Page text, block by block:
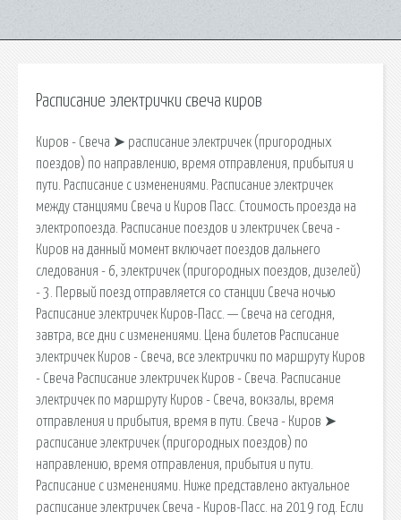
Расписание электрички свеча киров
Киров - Свеча ➤ расписание электричек (пригородных
поездов) по направлению, время отправления, прибытия и
пути. Расписание с изменениями. Расписание электричек
между станциями Свеча и Киров Пасс. Стоимость проезда на
электропоезда. Расписание поездов и электричек Свеча -
Киров на данный момент включает поездов дальнего
следования - 6, электричек (пригородных поездов, дизелей)
- 3. Первый поезд отправляется со станции Свеча ночью
Расписание электричек Киров-Пасс. — Свеча на сегодня,
завтра, все дни с изменениями. Цена билетов Расписание
электричек Киров - Свеча, все электрички по маршруту Киров
- Свеча Расписание электричек Киров - Свеча. Расписание
электричек по маршруту Киров - Свеча, вокзалы, время
отправления и прибытия, время в пути. Свеча - Киров ➤
расписание электричек (пригородных поездов) по
направлению, время отправления, прибытия и пути.
Расписание с изменениями. Ниже представлено актуальное
расписание электричек Свеча - Киров-Пасс. на 2019 год. Если